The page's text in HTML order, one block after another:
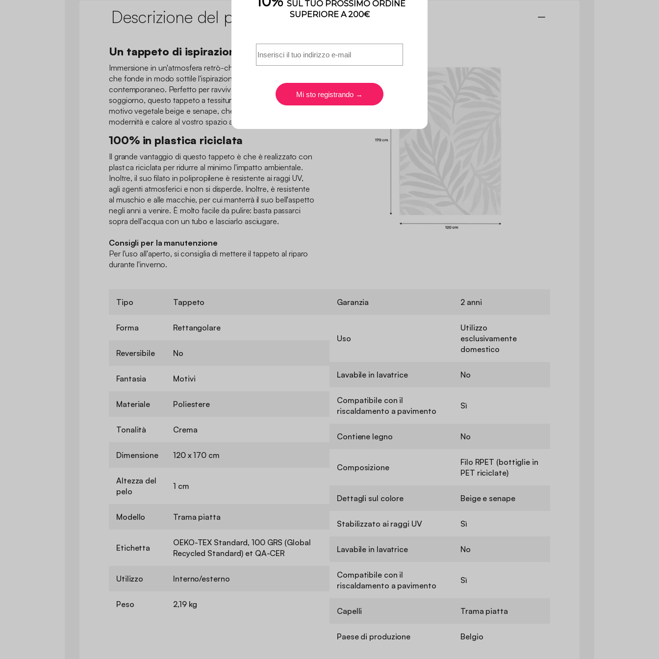
Descrizione del prodotto
Un tappeto di ispirazione anni '50
Immersione in un'atmosfera retrò-chic con questo tappeto,
che fonde in modo sottile l'ispirazione anni '50 con il design
contemporaneo. Perfetto per ravvivare la terrazza o il
soggiorno, questo tappeto a tessitura piatta presenta un
motivo vegetale beige e senape, che conferisce un tocco di
modernità e calore al vostro spazio abitativo.
100% in plastica riciclata
Il grande vantaggio di questo tappeto è che è realizzato con
plastica riciclata per ridurre al minimo l'impatto ambientale.
Inoltre, il suo filato in polipropilene è resistente ai raggi UV,
agli agenti atmosferici e non si disperde. Inoltre, è resistente
al muschio e alle macchie, per cui manterrà il suo bell'aspetto
negli anni a venire. È molto facile da pulire: basta passarci
sopra dell'acqua con un tubo e lasciarlo asciugare.
Consigli per la manutenzione
Per l'uso all'aperto, si consiglia di mettere il tappeto al riparo
durante l'inverno.
Tipo Tappeto
Forma Rettangolare
Reversibile No
Fantasia Motivi
Materiale Poliestere
Tonalità Crema
Dimensione 120 x 170 cm
Altezza del
pelo
1 cm
Modello Trama piatta
Etichetta
OEKO-TEX Standard, 100 GRS (Global
Recycled Standard) et QA-CER
Utilizzo Interno/esterno
Peso 2,19 kg
Garanzia 2 anni
Uso
Utilizzo
esclusivamente
domestico
Lavabile in lavatrice No
Compatibile con il
riscaldamento a pavimento
Sì
Contiene legno No
Composizione
Filo RPET (bottiglie in
PET riciclate)
Dettagli sul colore Beige e senape
Stabilizzato ai raggi UV Sì
Lavabile in lavatrice No
Compatibile con il
riscaldamento a pavimento
Sì
Capelli Trama piatta
Paese di produzione Belgio